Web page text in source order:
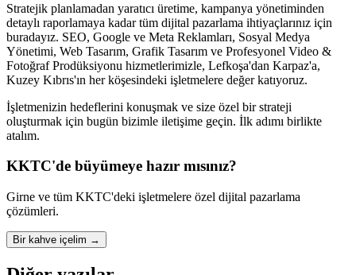
Stratejik planlamadan yaratıcı üretime, kampanya yönetiminden
detaylı raporlamaya kadar tüm dijital pazarlama ihtiyaçlarınız için
buradayız. SEO, Google ve Meta Reklamları, Sosyal Medya
Yönetimi, Web Tasarım, Grafik Tasarım ve Profesyonel Video &
Fotoğraf Prodüksiyonu hizmetlerimizle, Lefkoşa'dan Karpaz'a,
Kuzey Kıbrıs'ın her köşesindeki işletmelere değer katıyoruz.
İşletmenizin hedeflerini konuşmak ve size özel bir strateji
oluşturmak için bugün bizimle iletişime geçin. İlk adımı birlikte
atalım.
KKTC'de büyümeye hazır mısınız?
Girne ve tüm KKTC'deki işletmelere özel dijital pazarlama
çözümleri.
Bir kahve içelim →